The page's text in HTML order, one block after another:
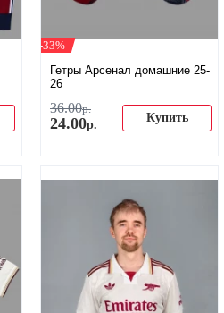
-33%
Гетры Арсенал домашние 25-
26
36.00р.
24.00р. Купить